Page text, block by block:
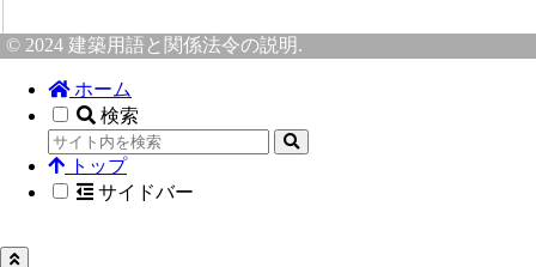
© 2024 建築用語と関係法令の説明.
ホーム
検索
トップ
サイドバー